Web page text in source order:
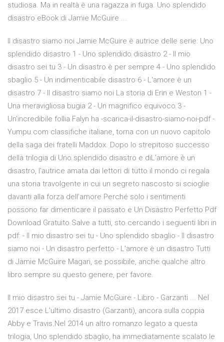
studiosa. Ma in realtà è una ragazza in fuga. Uno splendido
disastro eBook di Jamie McGuire ...
Il disastro siamo noi Jamie McGuire è autrice delle serie: Uno
splendido disastro 1 - Uno splendido disastro 2 - Il mio
disastro sei tu 3 - Un disastro è per sempre 4 - Uno splendido
sbaglio 5 - Un indimenticabile disastro 6 - L'amore è un
disastro 7 - Il disastro siamo noi La storia di Erin e Weston 1 -
Una meravigliosa bugia 2 - Un magnifico equivoco 3 -
Un'incredibile follia Falyn ha -scarica-il-disastro-siamo-noi-pdf -
Yumpu.com classifiche italiane, torna con un nuovo capitolo
della saga dei fratelli Maddox. Dopo lo strepitoso successo
della trilogia di Uno splendido disastro e diL’amore è un
disastro, l’autrice amata dai lettori di tutto il mondo ci regala
una storia travolgente in cui un segreto nascosto si scioglie
davanti alla forza dell’amore.Perché solo i sentimenti
possono far dimenticare il passato e Un Disastro Perfetto Pdf
Download Gratuito Salve a tutti, sto cercando i seguenti libri in
pdf: - Il mio disastro sei tu - Uno splendido sbaglio - Il disastro
siamo noi - Un disastro perfetto - L'amore è un disastro Tutti
di Jamie McGuire Magari, se possibile, anche qualche altro
libro sempre su questo genere, per favore.
Il mio disastro sei tu - Jamie McGuire - Libro - Garzanti ... Nel
2017 esce L'ultimo disastro (Garzanti), ancora sulla coppia
Abby e Travis.Nel 2014 un altro romanzo legato a questa
trilogia, Uno splendido sbaglio, ha immediatamente scalato le